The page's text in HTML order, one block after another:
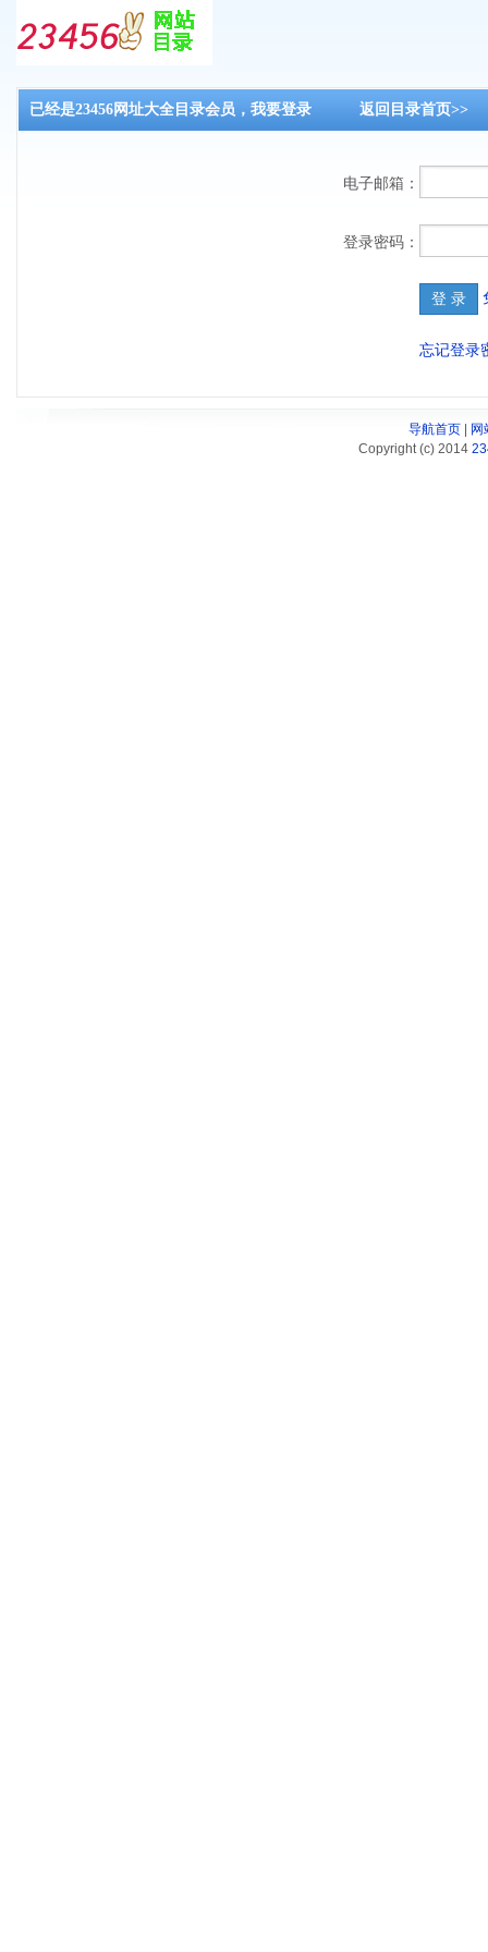
已经是23456网址大全目录会员，我要登录 返回目录首页>>
电子邮箱：
登录密码：
忘记登录
导航首页|
网
Copyright (c) 2014